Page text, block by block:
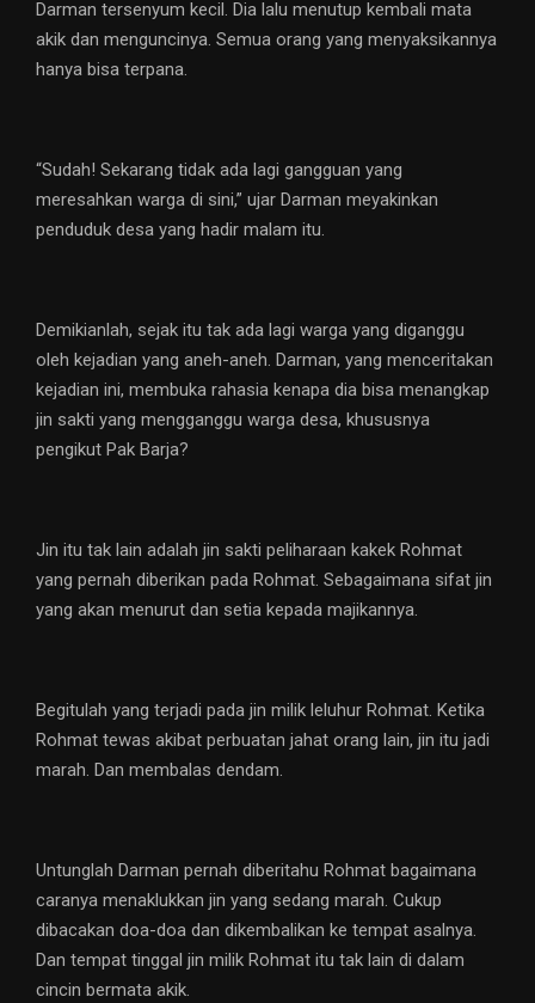
Darman tersenyum kecil. Dia lalu menutup kembali mata
akik dan menguncinya. Semua orang yang menyaksikannya
hanya bisa terpana.
“Sudah! Sekarang tidak ada lagi gangguan yang
meresahkan warga di sini,” ujar Darman meyakinkan
penduduk desa yang hadir malam itu.
Demikianlah, sejak itu tak ada lagi warga yang diganggu
oleh kejadian yang aneh-aneh. Darman, yang menceritakan
kejadian ini, membuka rahasia kenapa dia bisa menangkap
jin sakti yang mengganggu warga desa, khususnya
pengikut Pak Barja?
Jin itu tak lain adalah jin sakti peliharaan kakek Rohmat
yang pernah diberikan pada Rohmat. Sebagaimana sifat jin
yang akan menurut dan setia kepada majikannya.
Begitulah yang terjadi pada jin milik leluhur Rohmat. Ketika
Rohmat tewas akibat perbuatan jahat orang lain, jin itu jadi
marah. Dan membalas dendam.
Untunglah Darman pernah diberitahu Rohmat bagaimana
caranya menaklukkan jin yang sedang marah. Cukup
dibacakan doa-doa dan dikembalikan ke tempat asalnya.
Dan tempat tinggal jin milik Rohmat itu tak lain di dalam
cincin bermata akik.